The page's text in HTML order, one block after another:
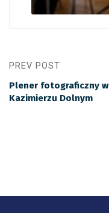
PREV POST
Plener fotograficzny w
Kazimierzu Dolnym